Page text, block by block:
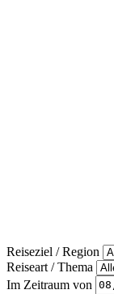
Reiseziel / Region
Reiseart / Thema
Im Zeitraum von